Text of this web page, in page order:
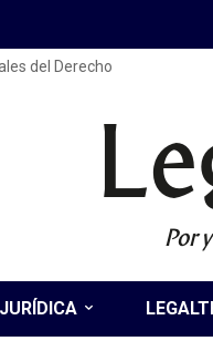
del Derecho
Por